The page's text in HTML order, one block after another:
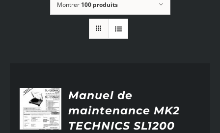
Montrer 100 produits
Manuel de
maintenance MK2
TECHNICS SL1200